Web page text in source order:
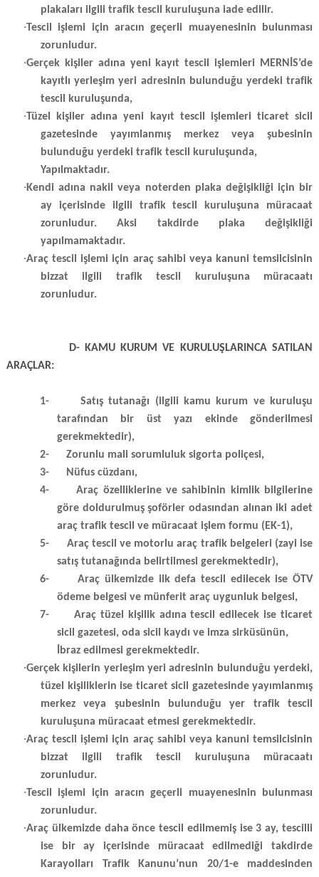
plakaları ilgili trafik tescil kuruluşuna iade edilir.
·Tescil işlemi için aracın geçerli muayenesinin bulunması
zorunludur.
·Gerçek kişiler adına yeni kayıt tescil işlemleri MERNİS’de
kayıtlı yerleşim yeri adresinin bulunduğu yerdeki trafik
tescil kuruluşunda,
·Tüzel kişiler adına yeni kayıt tescil işlemleri ticaret sicil
gazetesinde yayımlanmış merkez veya şubesinin
bulunduğu yerdeki trafik tescil kuruluşunda,
Yapılmaktadır.
·Kendi adına nakil veya noterden plaka değişikliği için bir
ay içerisinde ilgili trafik tescil kuruluşuna müracaat
zorunludur. Aksi takdirde plaka değişikliği
yapılmamaktadır.
·Araç tescil işlemi için araç sahibi veya kanuni temsilcisinin
bizzat ilgili trafik tescil kuruluşuna müracaatı
zorunludur.
D- KAMU KURUM VE KURULUŞLARINCA SATILAN
ARAÇLAR:
1-
Satış tutanağı (ilgili kamu kurum ve kuruluşu
tarafından bir üst yazı ekinde gönderilmesi
gerekmektedir),
2-
Zorunlu mali sorumluluk sigorta poliçesi,
3-
Nüfus cüzdanı,
4-
Araç özelliklerine ve sahibinin kimlik bilgilerine
göre doldurulmuş şoförler odasından alınan iki adet
araç trafik tescil ve müracaat işlem formu (EK-1),
5-
Araç tescil ve motorlu araç trafik belgeleri (zayi ise
satış tutanağında belirtilmesi gerekmektedir),
6-
Araç ülkemizde ilk defa tescil edilecek ise ÖTV
ödeme belgesi ve münferit araç uygunluk belgesi,
7-
Araç tüzel kişilik adına tescil edilecek ise ticaret
sicil gazetesi, oda sicil kaydı ve imza sirküsünün,
İbraz edilmesi gerekmektedir.
·Gerçek kişilerin yerleşim yeri adresinin bulunduğu yerdeki,
tüzel kişiliklerin ise ticaret sicil gazetesinde yayımlanmış
merkez veya şubesinin bulunduğu yer trafik tescil
kuruluşuna müracaat etmesi gerekmektedir.
·Araç tescil işlemi için araç sahibi veya kanuni temsilcisinin
bizzat ilgili trafik tescil kuruluşuna müracaatı
zorunludur.
·Tescil işlemi için aracın geçerli muayenesinin bulunması
zorunludur.
·Araç ülkemizde daha önce tescil edilmemiş ise 3 ay, tescilli
ise bir ay içerisinde müracaat edilmediği takdirde
Karayolları Trafik Kanunu’nun 20/1-e maddesinden